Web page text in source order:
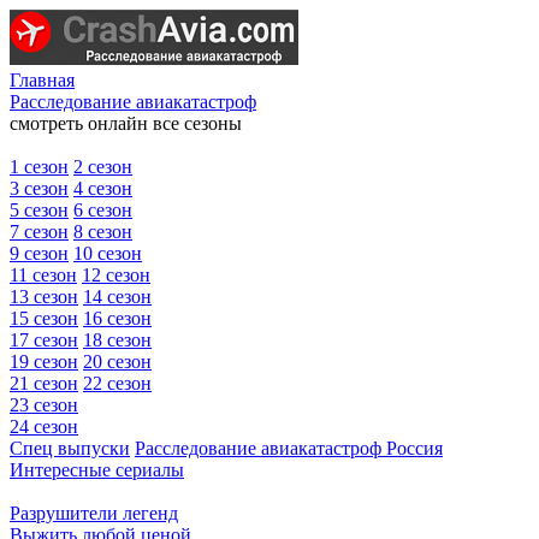
Главная
Расследование авиакатастроф
смотреть онлайн все сезоны
1 сезон 2 сезон
3 сезон 4 сезон
5 сезон 6 сезон
7 сезон 8 сезон
9 сезон 10 сезон
11 сезон 12 сезон
13 сезон 14 сезон
15 сезон 16 сезон
17 сезон 18 сезон
19 сезон 20 сезон
21 сезон 22 сезон
23 сезон
24 сезон
Спец выпуски Расследование авиакатастроф Россия
Интересные сериалы
Разрушители легенд
Выжить любой ценой